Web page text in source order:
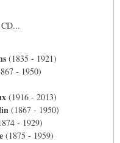
(1835 - 1921)
- 1950)
(1916 - 2013)
(1867 - 1950)
- 1929)
(1875 - 1959)